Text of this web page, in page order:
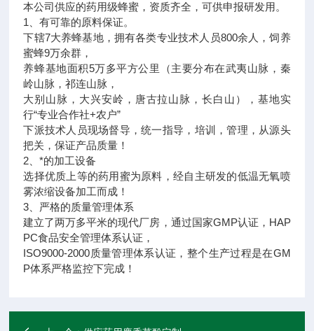
本公司供应的药用级蜂蜜，资质齐全，可供申报研发用。
1、有可靠的原料保证。
下辖7大养蜂基地，拥有各类专业技术人员800余人，饲养
蜜蜂9万余群，
养蜂基地面积5万多平方公里（主要分布在武夷山脉，秦
岭山脉，祁连山脉，
大别山脉，大兴安岭，唐古拉山脉，长白山），基地实
行“专业合作社+农户”
下派技术人员现场督导，统一指导，培训，管理，从源头
把关，保证产品质量！
2、*的加工设备
选择优质上等的药用蜜为原料，经自主研发的低温无氧喷
雾浓缩设备加工而成！
3、严格的质量管理体系
建立了两万多平米的现代厂房，通过国家GMP认证，HAP
PC食品安全管理体系认证，
ISO9000-2000质量管理体系认证，整个生产过程是在GM
P体系严格监控下完成！